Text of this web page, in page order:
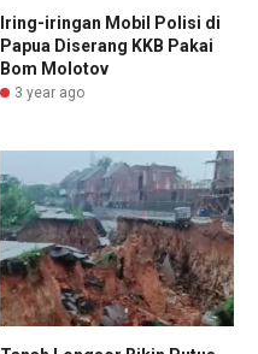
Iring-iringan Mobil Polisi di
Papua Diserang KKB Pakai
Bom Molotov
3 year ago